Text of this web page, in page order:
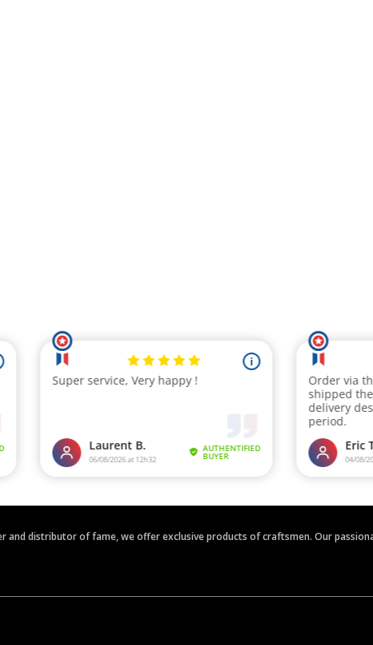
and distributor of fame, we offer exclusive products of craftsmen. Our